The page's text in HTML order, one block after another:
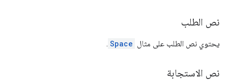
نص الطلب
يحتوي نص الطلب على مثال Space
.
نص الاستجابة